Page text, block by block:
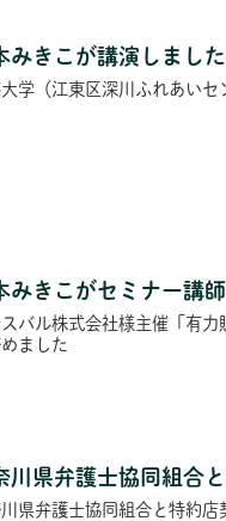
みきこが講演しました
学（江東区深川ふれあいセ
みきこがセミナー講
バル株式会社様主催「有
ました
川県弁護士協同組合
県弁護士協同組合と特約